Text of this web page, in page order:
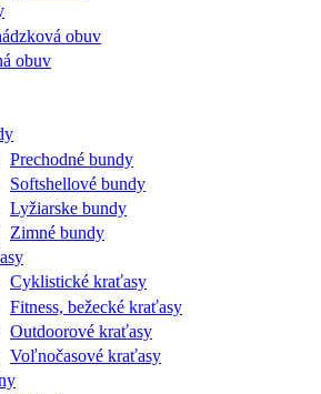
obuv
obuv
Prechodné bundy
Softshellové bundy
Lyžiarske bundy
Zimné bundy
Cyklistické kraťasy
Fitness, bežecké kraťasy
Outdoorové kraťasy
Voľnočasové kraťasy